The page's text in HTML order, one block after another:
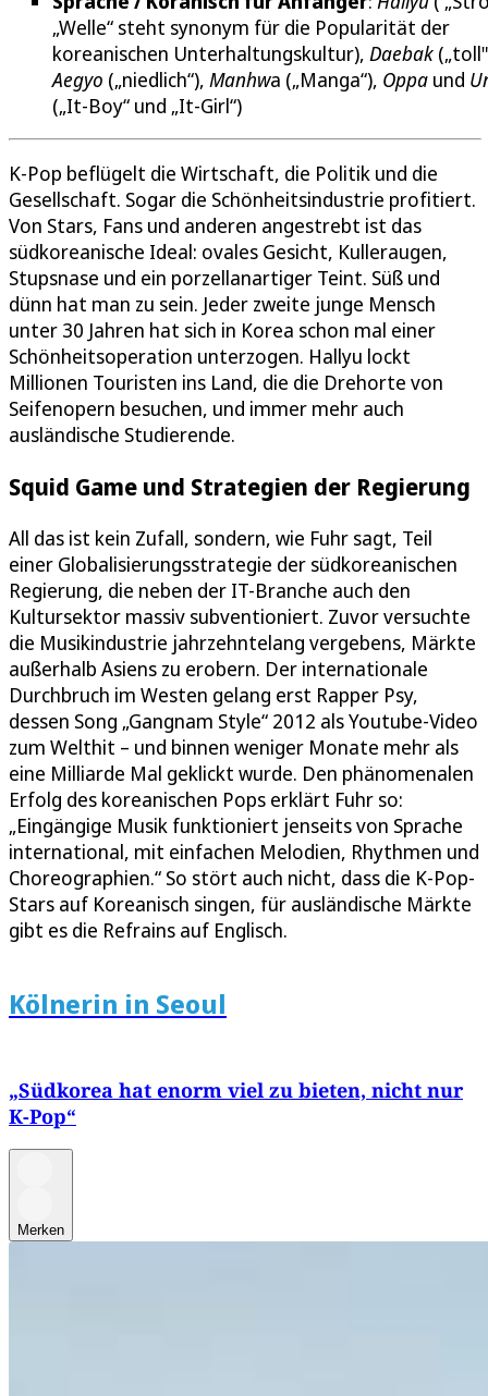
„Welle“ steht synonym für die Popularität der
koreanischen Unterhaltungskultur), Daebak
Aegyo („niedlich“), Manhwa („Manga“), Oppa und
(„It-Boy“ und „It-Girl“)
K-Pop beflügelt die Wirtschaft, die Politik und die
Gesellschaft. Sogar die Schönheitsindustrie profitiert.
Von Stars, Fans und anderen angestrebt ist das
südkoreanische Ideal: ovales Gesicht, Kulleraugen,
Stupsnase und ein porzellanartiger Teint. Süß und
dünn hat man zu sein. Jeder zweite junge Mensch
unter 30 Jahren hat sich in Korea schon mal einer
Schönheitsoperation unterzogen. Hallyu lockt
Millionen Touristen ins Land, die die Drehorte von
Seifenopern besuchen, und immer mehr auch
ausländische Studierende.
Squid Game und Strategien der Regierung
All das ist kein Zufall, sondern, wie Fuhr sagt, Teil
einer Globalisierungsstrategie der südkoreanischen
Regierung, die neben der IT-Branche auch den
Kultursektor massiv subventioniert. Zuvor versuchte
die Musikindustrie jahrzehntelang vergebens, Märkte
außerhalb Asiens zu erobern. Der internationale
Durchbruch im Westen gelang erst Rapper Psy,
dessen Song „Gangnam Style“ 2012 als Youtube-Video
zum Welthit – und binnen weniger Monate mehr als
eine Milliarde Mal geklickt wurde. Den phänomenalen
Erfolg des koreanischen Pops erklärt Fuhr so:
„Eingängige Musik funktioniert jenseits von Sprache
international, mit einfachen Melodien, Rhythmen und
Choreographien.“ So stört auch nicht, dass die K-Pop-
Stars auf Koreanisch singen, für ausländische Märkte
gibt es die Refrains auf Englisch.
Kölnerin in Seoul
„Südkorea hat enorm viel zu bieten, nicht nur
K-Pop“
Merken